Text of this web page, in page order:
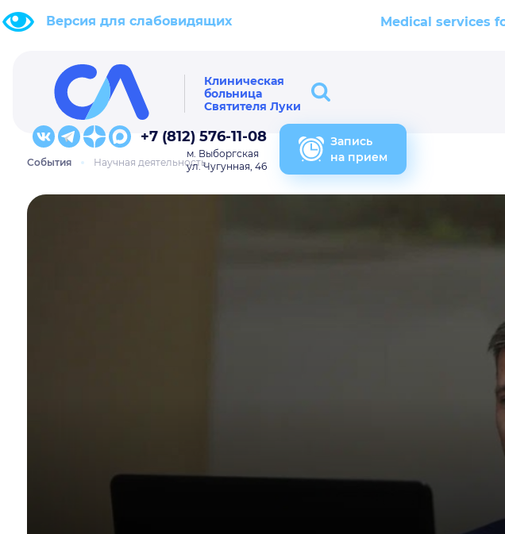
Версия для слабовидящих Medical services
Клиническая
больница
Святителя Луки
+7 (812) 576-11-08
м. Выборгская
ул. Чугунная, 46
Запись
на прием
События Научная деятельность